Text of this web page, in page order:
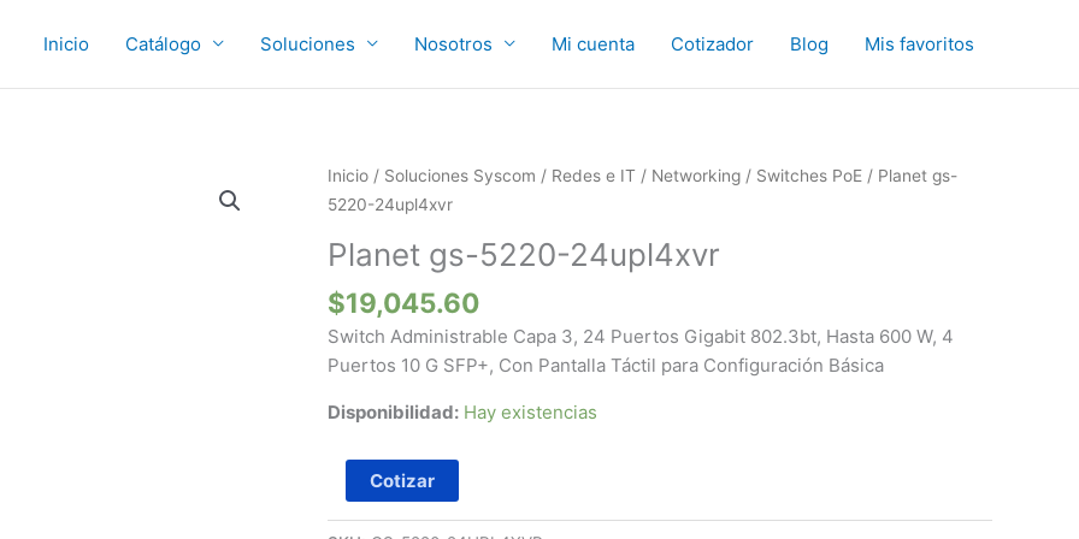
Inicio Catálogo Soluciones Nosotros Mi cuenta Cotizador Blog Mis favoritos
Inicio / Soluciones Syscom / Redes e IT / Networking / Switches PoE / Planet gs-
5220-24upl4xvr
Planet gs-5220-24upl4xvr
$19,045.60
Switch Administrable Capa 3, 24 Puertos Gigabit 802.3bt, Hasta 600 W, 4
Puertos 10 G SFP+, Con Pantalla Táctil para Configuración Básica
Disponibilidad: Hay existencias
Planet
gs-
24upl4xvr
cantidad
Cotizar